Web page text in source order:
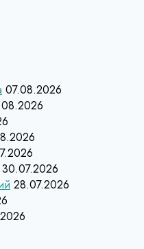
07.08.2026
30.07.2026
28.07.2026